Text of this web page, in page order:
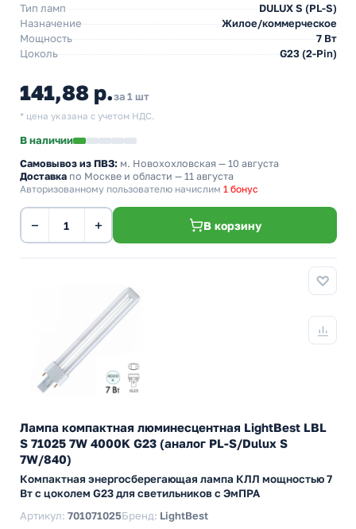
Тип ламп
DULUX S (PL-S)
Назначение
Жилое/коммерческое
Мощность
7 Вт
Цоколь
G23 (2-Pin)
141,88 р.за 1 шт
* цена указана с учетом НДС.
В наличии
Самовывоз из ПВЗ: м. Новохохловская — 10 августа
Доставка по Москве и области — 11 августа
Авторизованному пользователю начислим 1 бонус
− + В корзину
Лампа компактная люминесцентная LightBest LBL
S 71025 7W 4000K G23 (аналог PL-S/Dulux S
7W/840)
Компактная энергосберегающая лампа КЛЛ мощностью 7
Вт с цоколем G23 для светильников с ЭмПРА
Артикул: 701071025Бренд: LightBest